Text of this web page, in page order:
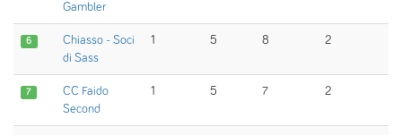
Gambler
6
Chiasso - Soci
di Sass
1 5 8 2
7
CC Faido
Second
1 5 7 2